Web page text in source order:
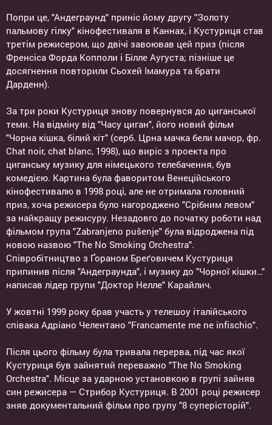
Попри це, "Андеграунд" приніс йому другу "Золоту
пальмову гілку" кінофестиваля в Каннах, і Кустуриця став
третім режисером, що двічі завоював цей приз (після
Френсіса Форда Копполи і Білле Аугуста; пізніше це
досягнення повторили Сьохей Імамура та брати
Дарденн).
За три роки Кустуриця знову повернувся до циганської
теми. На відміну від "Часу циган", його новий фільм
"Чорна кішка, білий кіт" (серб. Црна мачка бели мачор, фр.
Chat noir, chat blanc, 1998), що виріс з проекта про
циганську музику для німецького телебачення, був
комедією. Картина була фаворитом Венеційського
кінофестивалю в 1998 році, але не отримала головний
приз, хоча режисера було нагороджено "Срібним левом"
за найкращу режисуру. Незадовго до початку роботи над
фільмом група "Zabranjeno pušenje" була відроджена під
новою назвою "The No Smoking Orchestra".
Співробітництво з Ґораном Бреґовичем Кустуриця
припинив після "Андеграунда", і музику до "Чорної кішки…"
написав лідер групи "Доктор Нелле" Карайлич.
У жовтні 1999 року брав участь у телешоу італійського
співака Адріано Челентано "Francamente me ne infischio".
Після цього фільму була тривала перерва, під час якої
Кустуриця був зайнятий переважно "The No Smoking
Orchestra". Місце за ударною установкою в групі зайняв
син режисера — Стрибор Кустуриця. В 2001 році режисер
зняв документальний фільм про групу "8 суперісторій".